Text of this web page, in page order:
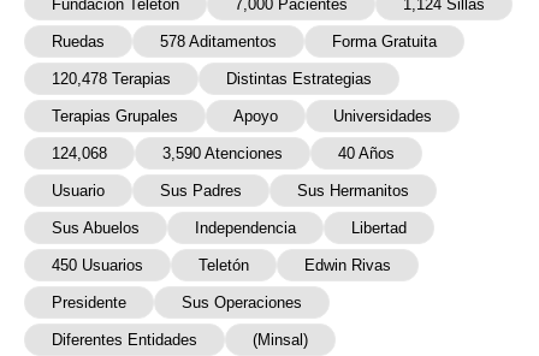
Fundación Teletón 7,000 Pacientes 1,124 Sillas
Ruedas 578 Aditamentos Forma Gratuita
120,478 Terapias Distintas Estrategias
Terapias Grupales Apoyo Universidades
124,068 3,590 Atenciones 40 Años
Usuario Sus Padres Sus Hermanitos
Sus Abuelos Independencia Libertad
450 Usuarios Teletón Edwin Rivas
Presidente Sus Operaciones
Diferentes Entidades (Minsal)